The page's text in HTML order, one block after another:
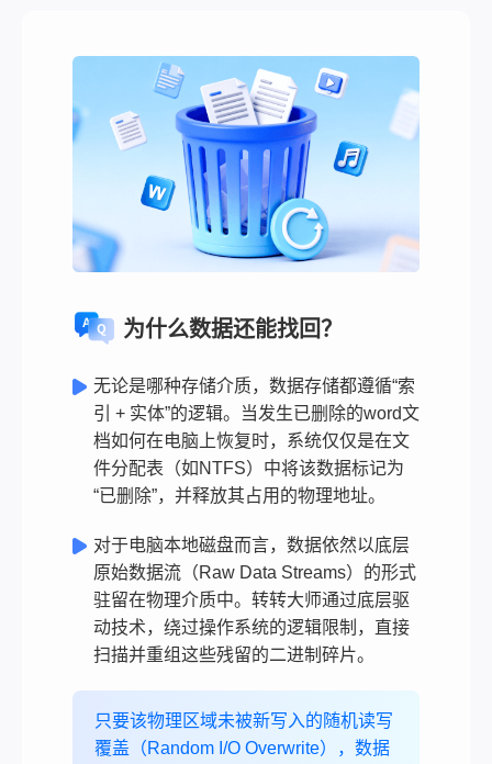
为什么数据还能找回？
无论是哪种存储介质，数据存储都遵循“索
引 + 实体”的逻辑。当发生已删除的word文
档如何在电脑上恢复时，系统仅仅是在文
件分配表（如NTFS）中将该数据标记为
“已删除”，并释放其占用的物理地址。
对于电脑本地磁盘而言，数据依然以底层
原始数据流（Raw Data Streams）的形式
驻留在物理介质中。转转大师通过底层驱
动技术，绕过操作系统的逻辑限制，直接
扫描并重组这些残留的二进制碎片。
只要该物理区域未被新写入的随机读写
覆盖（Random I/O Overwrite），数据